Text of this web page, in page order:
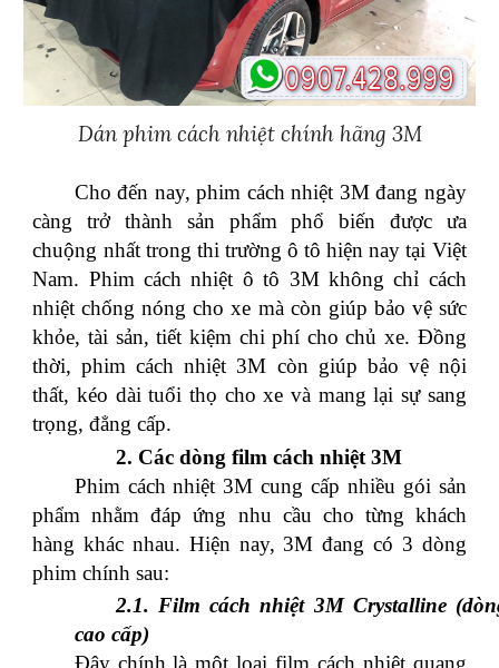
Dán phim cách nhiệt chính hãng 3M
Cho đến nay, phim cách nhiệt 3M đang ngày
càng trở thành sản phẩm phổ biến được ưa
chuộng nhất trong thi trường ô tô hiện nay tại Việt
Nam. Phim cách nhiệt ô tô 3M không chỉ cách
nhiệt chống nóng cho xe mà còn giúp bảo vệ sức
khỏe, tài sản, tiết kiệm chi phí cho chủ xe. Đồng
thời, phim cách nhiệt 3M còn giúp bảo vệ nội
thất, kéo dài tuổi thọ cho xe và mang lại sự sang
trọng, đẳng cấp.
2. Các dòng film cách nhiệt 3M
Phim cách nhiệt 3M cung cấp nhiều gói sản
phẩm nhằm đáp ứng nhu cầu cho từng khách
hàng khác nhau. Hiện nay, 3M đang có 3 dòng
phim chính sau:
2.1. Film cách nhiệt 3M Crystalline
cao cấp)
Đây chính là một loạifilm cách nhiệtquang